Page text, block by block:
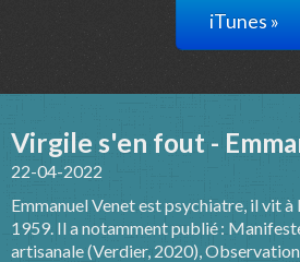
iTunes »
Virgile s'en fout -
22-04-2022
Emmanuel Venet est psychiatre, il vit à
1959. Il a notamment publié :
artisanale (Verdier, 2020),